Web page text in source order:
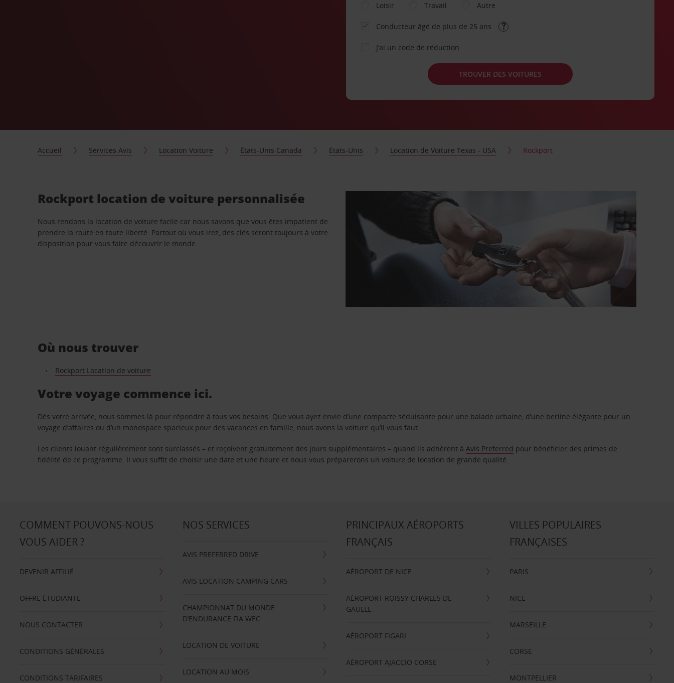
Loisir
Travail Autre
Conducteur âgé de plus de 25 ans
J’ai un code de réduction
TROUVER DES VOITURES
Accueil Services Avis Location Voiture États-Unis Canada États-Unis Location de Voiture Texas - USA Rockport
Rockport location de voiture personnalisée
Nous rendons la location de voiture facile car nous savons que vous êtes impatient de
prendre la route en toute liberté. Partout où vous irez, des clés seront toujours à votre
disposition pour vous faire découvrir le monde.
Où nous trouver
Rockport Location de voiture
Votre voyage commence ici.
Dès votre arrivée, nous sommes là pour répondre à tous vos besoins. Que vous ayez envie d’une compacte séduisante pour une balade urbaine, d’une berline élégante pour un
voyage d’affaires ou d’un monospace spacieux pour des vacances en famille, nous avons la voiture qu’il vous faut.
Les clients louant régulièrement sont surclassés – et reçoivent gratuitement des jours supplémentaires – quand ils adhèrent àAvis Preferred pour bénéficier des primes de
fidélité de ce programme. Il vous suffit de choisir une date et une heure et nous vous préparerons un voiture de location de grande qualité.
COMMENT POUVONS-NOUS
VOUS AIDER ?
DEVENIR AFFILIÉ
OFFRE ÉTUDIANTE
NOUS CONTACTER
CONDITIONS GÉNÉRALES
CONDITIONS TARIFAIRES
NOS SERVICES
AVIS PREFERRED DRIVE
AVIS LOCATION CAMPING CARS
CHAMPIONNAT DU MONDE
D’ENDURANCE FIA WEC
LOCATION DE VOITURE
LOCATION AU MOIS
PRINCIPAUX AÉROPORTS
FRANÇAIS
AÉROPORT DE NICE
AÉROPORT ROISSY CHARLES DE
GAULLE
AÉROPORT FIGARI
AÉROPORT AJACCIO CORSE
VILLES POPULAIRES
FRANÇAISES
PARIS
NICE
MARSEILLE
CORSE
MONTPELLIER